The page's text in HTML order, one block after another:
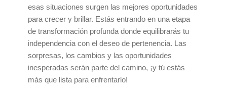
esas situaciones surgen las mejores oportunidades
para crecer y brillar. Estás entrando en una etapa
de transformación profunda donde equilibrarás tu
independencia con el deseo de pertenencia. Las
sorpresas, los cambios y las oportunidades
inesperadas serán parte del camino, ¡y tú estás
más que lista para enfrentarlo!